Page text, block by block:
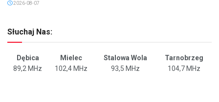
2026-08-07
Słuchaj Nas:
Dębica Mielec Stalowa Wola
Tarnobrzeg
89,2 MHz
102,4 MHz 93,5 MHz 104,7 MHz